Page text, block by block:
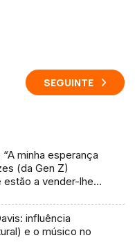
SEGUINTE
minha esperança
(da Gen Z)
a vender-lhes
influência
e o músico no